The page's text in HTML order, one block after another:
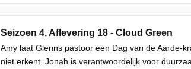
Seizoen 4, Aflevering 18 - Cloud Green
Amy laat Glenns pastoor een Dag van de Aarde-
niet erkent. Jonah is verantwoordelijk voor